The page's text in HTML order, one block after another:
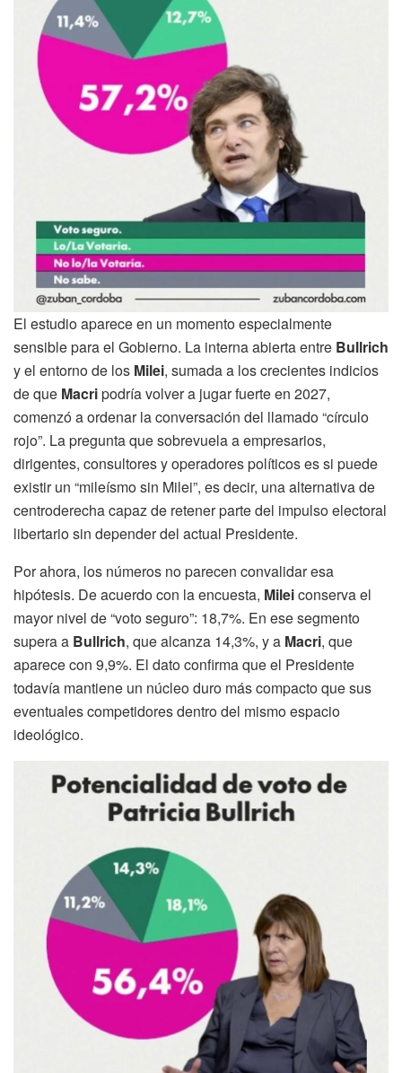
El estudio aparece en un momento especialmente
sensible para el Gobierno. La interna abierta entre Bullrich
y el entorno de los Milei, sumada a los crecientes indicios
de que Macripodría volver a jugar fuerte en 2027,
comenzó a ordenar la conversación del llamado “círculo
rojo”. La pregunta que sobrevuela a empresarios,
dirigentes, consultores y operadores políticos es si puede
existir un “mileísmo sin Milei”, es decir, una alternativa de
centroderecha capaz de retener parte del impulso electoral
libertario sin depender del actual Presidente.
Por ahora, los números no parecen convalidar esa
hipótesis. De acuerdo con la encuesta, Mileiconserva el
mayor nivel de “voto seguro”: 18,7%. En ese segmento
supera a Bullrich, que alcanza 14,3%, y a Macri, que
aparece con 9,9%. El dato confirma que el Presidente
todavía mantiene un núcleo duro más compacto que sus
eventuales competidores dentro del mismo espacio
ideológico.